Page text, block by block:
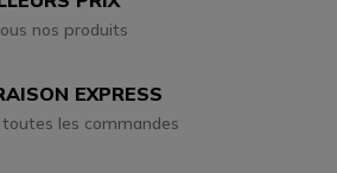
nos produits
EXPRESS
toutes les commandes